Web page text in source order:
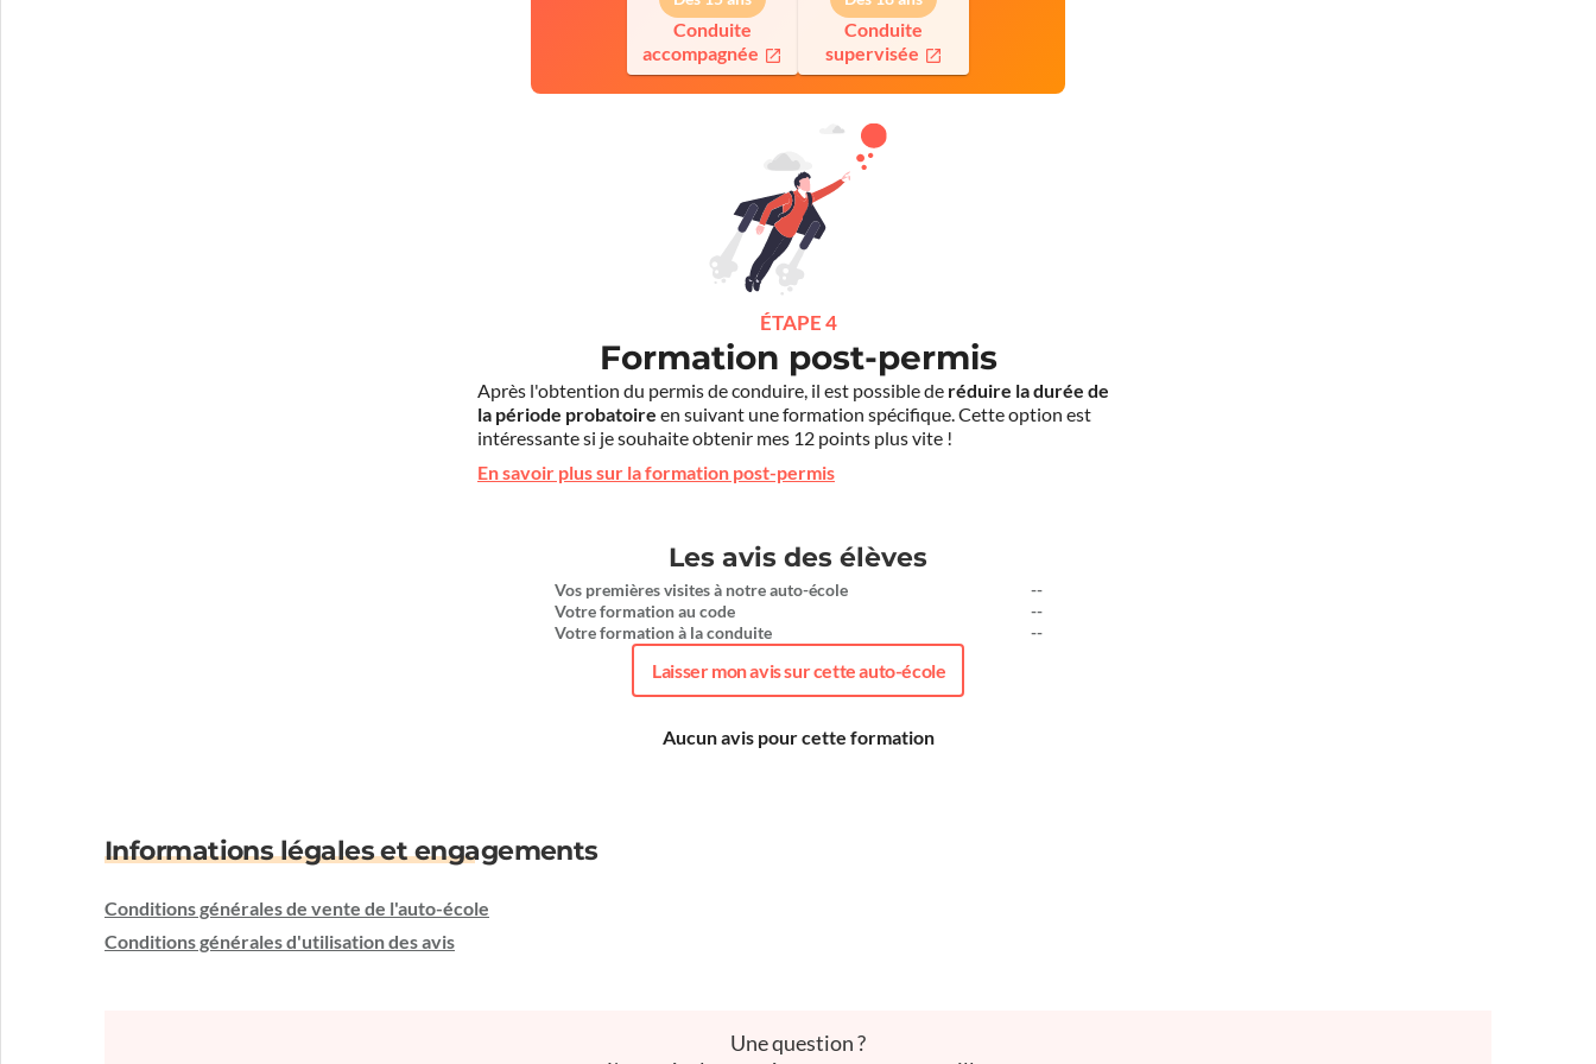
Conduite
accompagnée
Conduite
supervisée
ÉTAPE 4
Formation post-permis
Après l'obtention du permis de conduire, il est possible de réduire la durée de
la période probatoire en suivant une formation spécifique. Cette option est
intéressante si je souhaite obtenir mes 12 points plus vite !
En savoir plus sur la formation post-permis
Les avis des élèves
Vos premières visites à notre auto-école
Votre formation au code
Votre formation à la conduite
--
--
--
Laisser mon avis sur cette auto-école
Aucun avis pour cette formation
Informations légales et engagements
Conditions générales de vente de l'auto-école
Conditions générales d'utilisation des avis
Une question ?